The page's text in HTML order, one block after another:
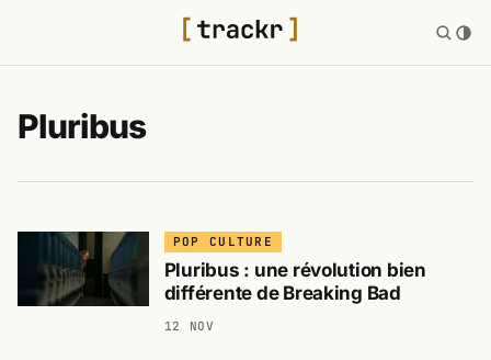
Pluribus
POP CULTURE
Pluribus : une révolution bien
différente de Breaking Bad
12 NOV